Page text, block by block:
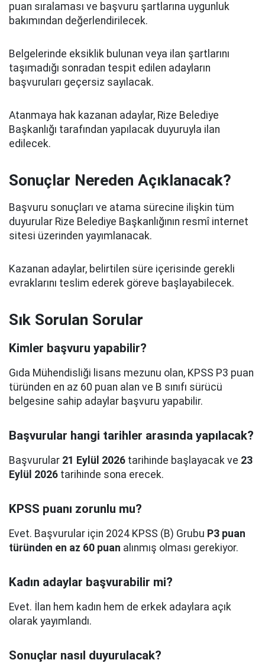
puan sıralaması ve başvuru şartlarına uygunluk
bakımından değerlendirilecek.
Belgelerinde eksiklik bulunan veya ilan şartlarını
taşımadığı sonradan tespit edilen adayların
başvuruları geçersiz sayılacak.
Atanmaya hak kazanan adaylar, Rize Belediye
Başkanlığı tarafından yapılacak duyuruyla ilan
edilecek.
Sonuçlar Nereden Açıklanacak?
Başvuru sonuçları ve atama sürecine ilişkin tüm
duyurular Rize Belediye Başkanlığının resmî internet
sitesi üzerinden yayımlanacak.
Kazanan adaylar, belirtilen süre içerisinde gerekli
evraklarını teslim ederek göreve başlayabilecek.
Sık Sorulan Sorular
Kimler başvuru yapabilir?
Gıda Mühendisliği lisans mezunu olan, KPSS P3 puan
türünden en az 60 puan alan ve B sınıfı sürücü
belgesine sahip adaylar başvuru yapabilir.
Başvurular hangi tarihler arasında yapılacak?
Başvurular 21 Eylül 2026 tarihinde başlayacak ve 23
Eylül 2026 tarihinde sona erecek.
KPSS puanı zorunlu mu?
Evet. Başvurular için 2024 KPSS (B) Grubu P3 puan
türünden en az 60 puan alınmış olması gerekiyor.
Kadın adaylar başvurabilir mi?
Evet. İlan hem kadın hem de erkek adaylara açık
olarak yayımlandı.
Sonuçlar nasıl duyurulacak?